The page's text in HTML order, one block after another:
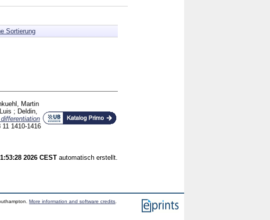
Sortierung
Martin
; Deldin,
11 1410-1416
2026 CEST automatisch erstellt.
More information and software credits